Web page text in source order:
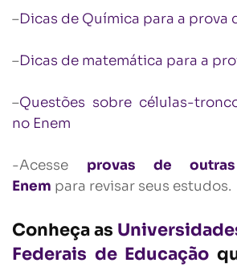
–Dicas de Química para a prova
–Dicas de matemática para a
–Questões sobre células-
no Enem
-Acesse provas de
Enem para revisar seus estudos.
Conheça as
Federais de Educação